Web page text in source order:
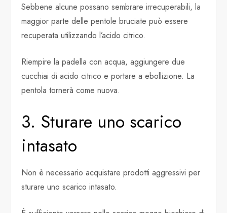
Sebbene alcune possano sembrare irrecuperabili, la
maggior parte delle pentole bruciate può essere
recuperata utilizzando l’acido citrico.
Riempire la padella con acqua, aggiungere due
cucchiai di acido citrico e portare a ebollizione. La
pentola tornerà come nuova.
3. Sturare uno scarico
intasato
Non è necessario acquistare prodotti aggressivi per
sturare uno scarico intasato.